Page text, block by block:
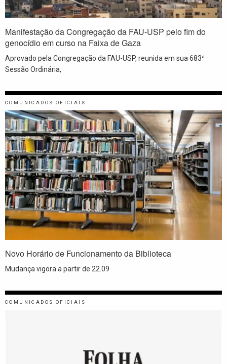
Manifestação da Congregação da FAU-USP pelo fim do
genocídio em curso na Faixa de Gaza
Aprovado pela Congregação da FAU-USP, reunida em sua 683ª
Sessão Ordinária,
COMUNICADOS OFICIAIS
Novo Horário de Funcionamento da Biblioteca
Mudança vigora a partir de 22.09
COMUNICADOS OFICIAIS